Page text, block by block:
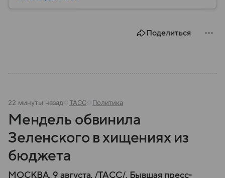
Поделиться
22 минуты назад ТАСС Политика
Мендель обвинила
Зеленского в хищениях из
бюджета
МОСКВА, 9 августа. /ТАСС/. Бывшая пресс-